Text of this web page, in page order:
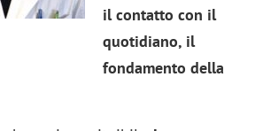
il contatto con il
quotidiano, il
fondamento della